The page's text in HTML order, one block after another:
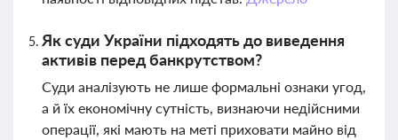
Як суди України підходять до виведення
активів перед банкрутством?
Суди аналізують не лише формальні ознаки угод,
а й їх економічну сутність, визнаючи недійсними
операції, які мають на меті приховати майно від